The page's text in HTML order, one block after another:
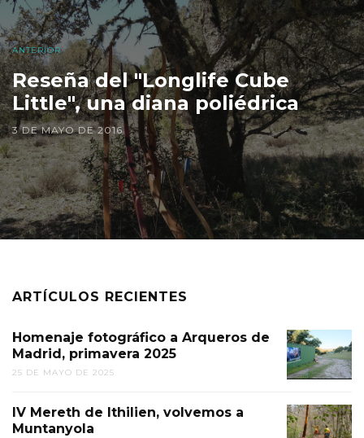
ANTERIOR
Reseña del "Longlife Cube
Little", una diana poliédrica
3 DE MAYO DE 2016
ARTÍCULOS RECIENTES
Homenaje fotográfico a Arqueros de
Madrid, primavera 2025
25 DE MAYO DE 2025
IV Mereth de Ithilien, volvemos a
Muntanyola